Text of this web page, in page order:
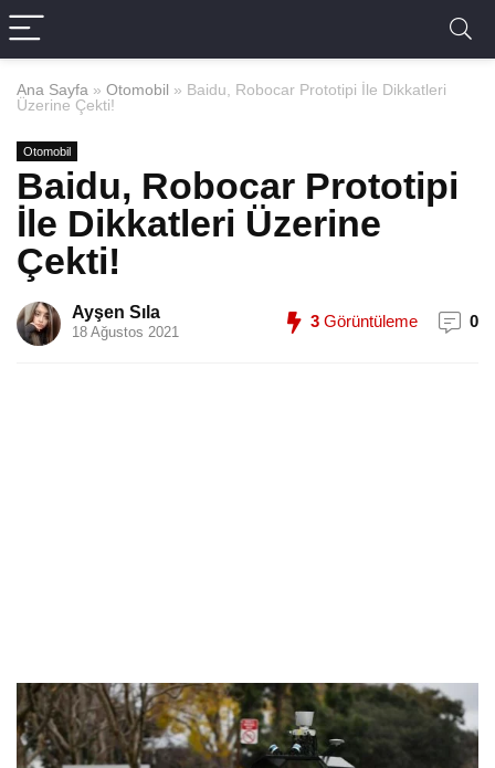
Ana Sayfa » Otomobil » Baidu, Robocar Prototipi İle Dikkatleri
Üzerine Çekti!
Otomobil
Baidu, Robocar Prototipi
İle Dikkatleri Üzerine
Çekti!
Ayşen Sıla
18 Ağustos 2021
3 Görüntüleme 0